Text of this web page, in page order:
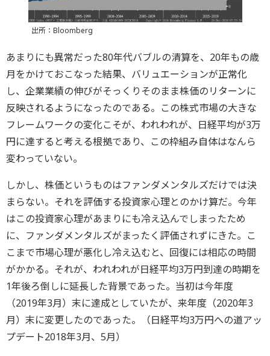
出所：Bloomberg
あまりにも異常だった80年代バブルの清算を、20年もの歳
月をかけておこなった結果、バリュエーションが正常化
し、企業業績の伸びがそっくりそのまま株価のリターンに
反映されるようになったのである。この株式市場の大きな
フレームワークの変化こそが、われわれが、日経平均が3万
円に達すると考える根拠であり、この枠組み自体はなんら
変わっていない。
しかし、株価というものはファンダメンタルズだけでは決
まらない。それを評価する投資家心理とのかけ算だ。今年
はこの投資家心理があまりにも冷え込んでしまったため
に、ファンダメンタルズがまったく評価されずにきた。こ
こまで市場心理が悪化し冷え込むと、回復には相応の時間
がかかる。それが、われわれが日経平均3万円到達の時期を
1年後ろ倒しに延長した背景であった。当初は今年度
（2019年3月）末に達成としていたが、来年度（2020年3
月）末に変更したのであった。（日経平均3万円への道アッ
プデート2018年3月、5月）